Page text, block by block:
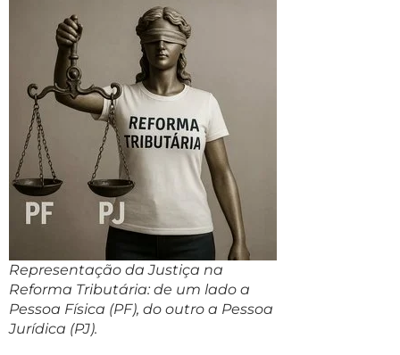
Representação da Justiça na
Reforma Tributária: de um lado a
Pessoa Física (PF), do outro a Pessoa
Jurídica (PJ).